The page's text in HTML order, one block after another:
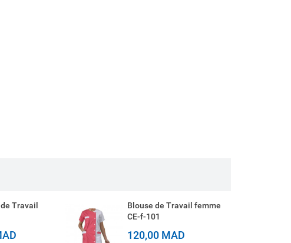
Travail
Blouse de Travail femme
CE-f-101
120,00 MAD